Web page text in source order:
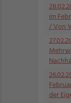
im
/ Von
der